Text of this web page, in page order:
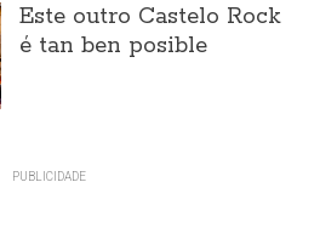
Este outro Castelo Rock
é tan ben posible